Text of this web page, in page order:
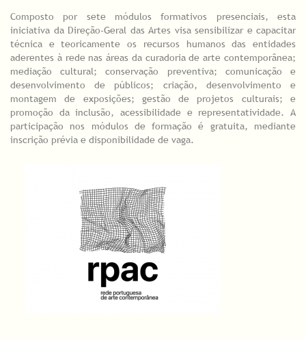
Composto por sete módulos formativos presenciais, esta
iniciativa da Direção-Geral das Artes visa sensibilizar e capacitar
técnica e teoricamente os recursos humanos das entidades
aderentes à rede nas áreas da curadoria de arte contemporânea;
mediação cultural; conservação preventiva; comunicação e
desenvolvimento de públicos; criação, desenvolvimento e
montagem de exposições; gestão de projetos culturais; e
promoção da inclusão, acessibilidade e representatividade. A
participação nos módulos de formação é gratuita, mediante
inscrição prévia e disponibilidade de vaga.